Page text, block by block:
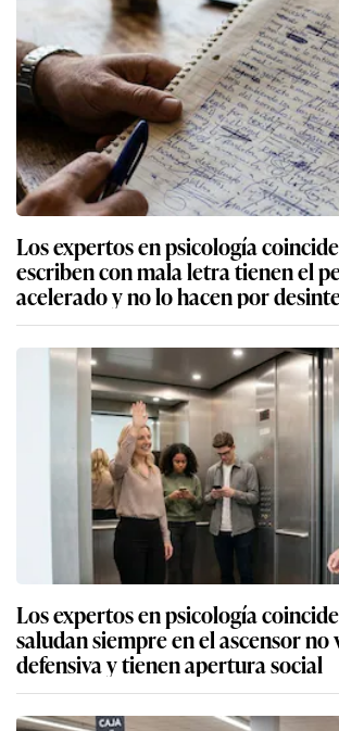
Los expertos en psicología
escriben con mala letra tienen el
acelerado y no lo hacen por
Los expertos en psicología
saludan siempre en el ascensor no
defensiva y tienen apertura social